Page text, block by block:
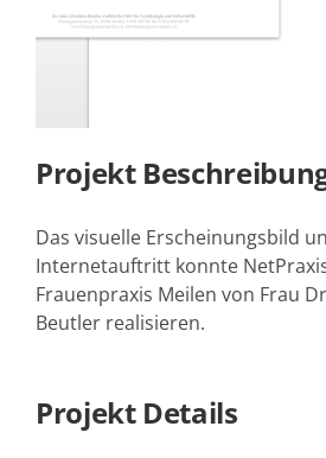
Projekt
Das visuelle Erscheinungsbild
Internetauftritt konnte
Frauenpraxis Meilen von Frau
Beutler realisieren.
Projekt Details